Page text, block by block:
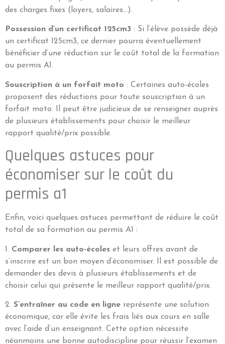
des charges fixes (loyers, salaires…).
Possession d’un certificat 125cm3 : Si l’élève possède déjà
un certificat 125cm3, ce dernier pourra éventuellement
bénéficier d’une réduction sur le coût total de la formation
au permis A1.
Souscription à un forfait moto : Certaines auto-écoles
proposent des réductions pour toute souscription à un
forfait moto. Il peut être judicieux de se renseigner auprès
de plusieurs établissements pour choisir le meilleur
rapport qualité/prix possible.
Quelques astuces pour
économiser sur le coût du
permis a1
Enfin, voici quelques astuces permettant de réduire le coût
total de sa formation au permis A1 :
1. Comparer les auto-écoles et leurs offres avant de
s’inscrire est un bon moyen d’économiser. Il est possible de
demander des devis à plusieurs établissements et de
choisir celui qui présente le meilleur rapport qualité/prix.
2. S’entraîner au code en ligne représente une solution
économique, car elle évite les frais liés aux cours en salle
avec l’aide d’un enseignant. Cette option nécessite
néanmoins une bonne autodiscipline pour réussir l’examen